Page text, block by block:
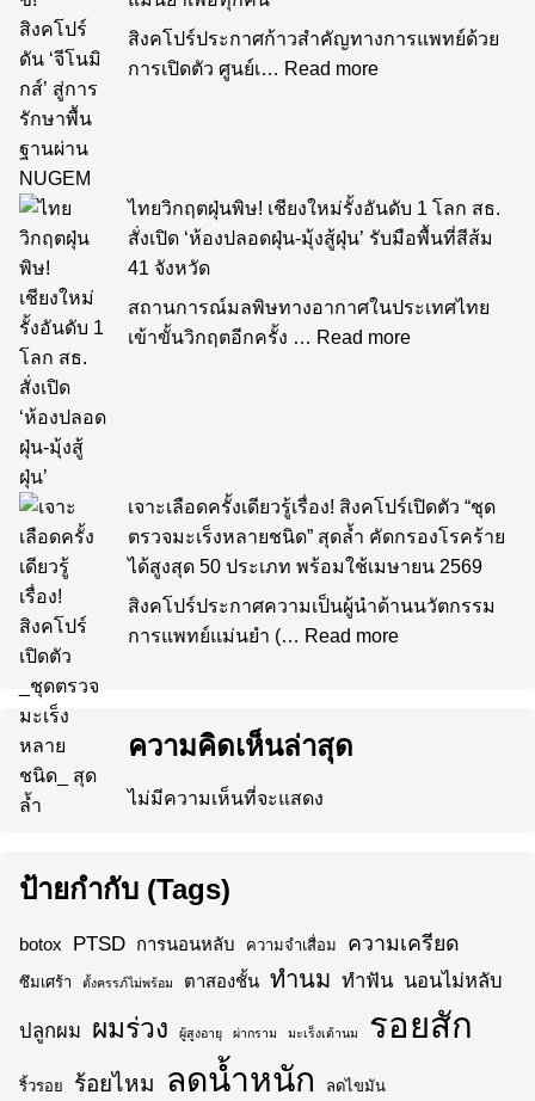
สิงคโปร์ประกาศก้าวสำคัญทางการแพทย์ด้วย
การเปิดตัว ศูนย์เ… Read more
ไทยวิกฤตฝุ่นพิษ! เชียงใหม่รั้งอันดับ 1 โลก สธ.
สั่งเปิด ‘ห้องปลอดฝุ่น-มุ้งสู้ฝุ่น’ รับมือพื้นที่สีส้ม
41 จังหวัด
สถานการณ์มลพิษทางอากาศในประเทศไทย
เข้าขั้นวิกฤตอีกครั้ง … Read more
เจาะเลือดครั้งเดียวรู้เรื่อง! สิงคโปร์เปิดตัว “ชุด
ตรวจมะเร็งหลายชนิด” สุดล้ำ คัดกรองโรคร้าย
ได้สูงสุด 50 ประเภท พร้อมใช้เมษายน 2569
สิงคโปร์ประกาศความเป็นผู้นำด้านนวัตกรรม
การแพทย์แม่นยำ (… Read more
ความคิดเห็นล่าสุด
ไม่มีความเห็นที่จะแสดง
ป้ายกำกับ (Tags)
botox PTSD การนอนหลับ ความจำเสื่อม ความเครียด
ซึมเศร้า ตั้งครรภ์ไม่พร้อม ตาสองชั้น ทำนม ทำฟัน นอนไม่หลับ
ปลูกผม ผมร่วง ผู้สูงอายุ ผ่ากราม มะเร็งเต้านม รอยสัก
ริ้วรอย ร้อยไหม ลดน้ำหนัก ลดไขมัน